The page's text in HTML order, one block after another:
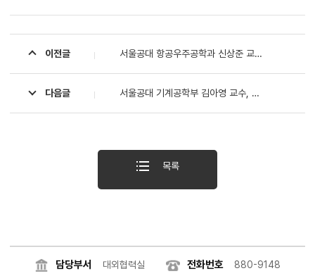
이전글 서울공대 항공우주공학과 신상준 교수, 국제전산역학회(IACM) 정식 위원 선출
다음글 서울공대 기계공학부 김아영 교수, MassRobotics Rising Star Award 2026 수상
목록
담당부서 대외협력실 전화번호 880-9148